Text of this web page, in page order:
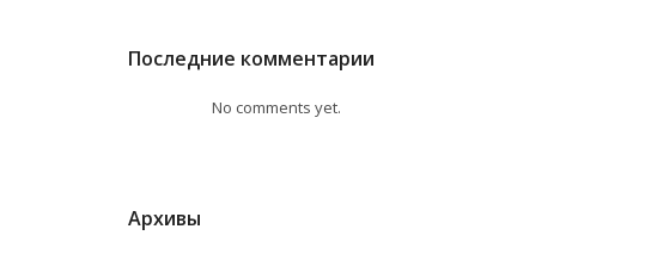
Последние комментарии
No comments yet.
Архивы